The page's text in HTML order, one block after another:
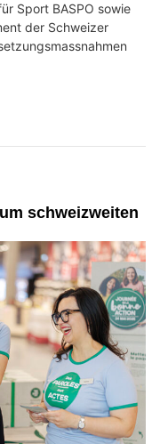
Sport BASPO sowie
der Schweizer
schweizweiten